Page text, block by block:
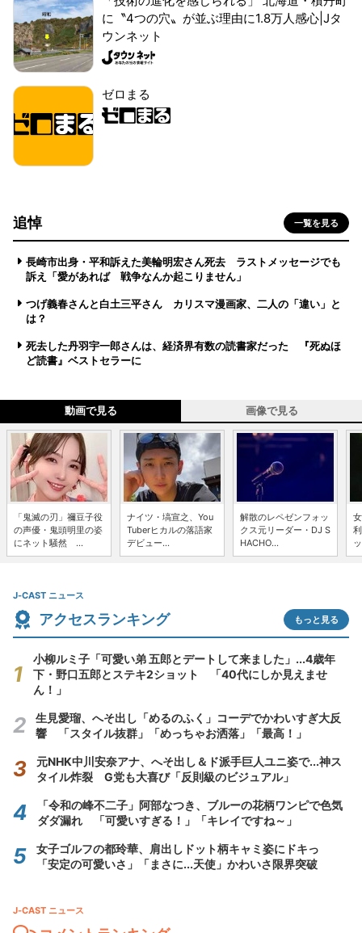
に〝4つの穴〟が並ぶ理由に1.8万人感心|Jタ
ウンネット
ゼロまる
追悼 一覧を見る
長崎市出身・平和訴えた美輪明宏さん死去 ラストメッセージでも
訴え「愛があれば 戦争なんか起こりません」
つげ義春さんと白土三平さん カリスマ漫画家、二人の「違い」と
は？
死去した丹羽宇一郎さんは、経済界有数の読書家だった 『死ぬほ
ど読書』ベストセラーに
動画で見る 画像で見る
「鬼滅の刃」禰豆子役
の声優・鬼頭明里の姿
にネット騒然 ...
ナイツ・塙宣之、You
Tuberヒカルの落語家
デビュー...
解散のレペゼンフォッ
クス元リーダー・DJ S
HACHO...
J-CAST ニュース
アクセスランキング もっと見る
小柳ルミ子「可愛い弟 五郎とデートして来ました」...4歳年
下・野口五郎とステキ2ショット 「40代にしか見えませ
ん！」
生見愛瑠、へそ出し「めるのふく」コーデでかわいすぎ大反
響 「スタイル抜群」「めっちゃお洒落」「最高！」
元NHK中川安奈アナ、へそ出し＆ド派手巨人ユニ姿で...神ス
タイル炸裂 G党も大喜び「反則級のビジュアル」
「令和の峰不二子」阿部なつき、ブルーの花柄ワンピで色気
ダダ漏れ 「可愛いすぎる！」「キレイですね～」
女子ゴルフの都玲華、肩出しドット柄キャミ姿にドキっ
「安定の可愛いさ」「まさに...天使」かわいさ限界突破
J-CAST ニュース